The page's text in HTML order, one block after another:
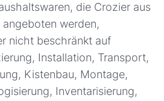
die Crozier aus
werden,
nicht beschränkt auf
Installation, Transport,
Kistenbau, Montage,
Inventarisierung,